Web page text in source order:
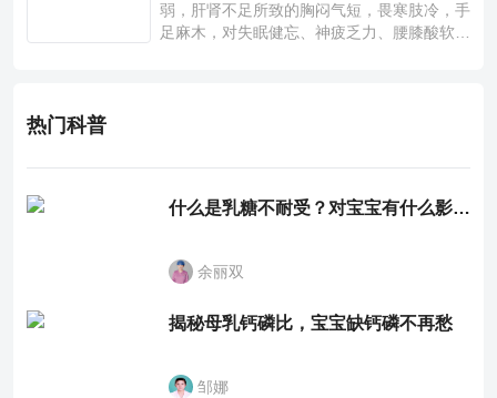
弱，肝肾不足所致的胸闷气短，畏寒肢冷，手
足麻木，对失眠健忘、神疲乏力、腰膝酸软也
热门科普
什么是乳糖不耐受？对宝宝有什么影响？
余丽双
揭秘母乳钙磷比，宝宝缺钙磷不再愁
邹娜